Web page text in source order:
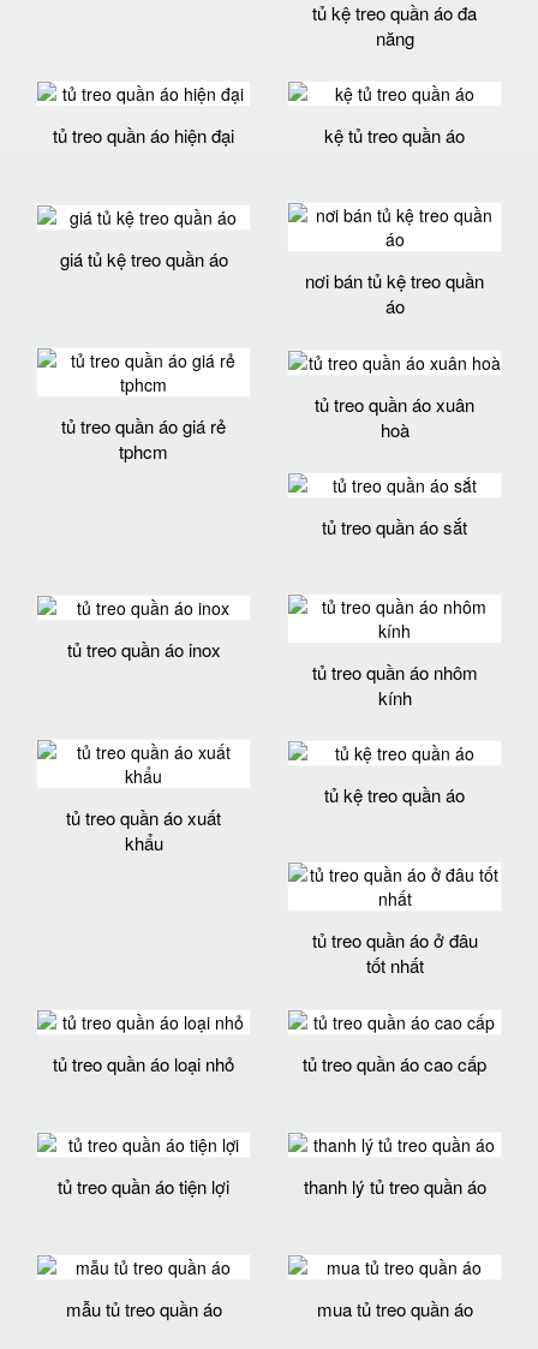
tủ kệ treo quần áo đa
năng
tủ treo quần áo hiện đại kệ tủ treo quần áo
giá tủ kệ treo quần áo
nơi bán tủ kệ treo quần
áo
tủ treo quần áo giá rẻ
tphcm
tủ treo quần áo xuân
hoà
tủ treo quần áo sắt
tủ treo quần áo inox
tủ treo quần áo nhôm
kính
tủ treo quần áo xuất
khẩu
tủ kệ treo quần áo
tủ treo quần áo ở đâu
tốt nhất
tủ treo quần áo loại nhỏ tủ treo quần áo cao cấp
tủ treo quần áo tiện lợi thanh lý tủ treo quần áo
mẫu tủ treo quần áo mua tủ treo quần áo